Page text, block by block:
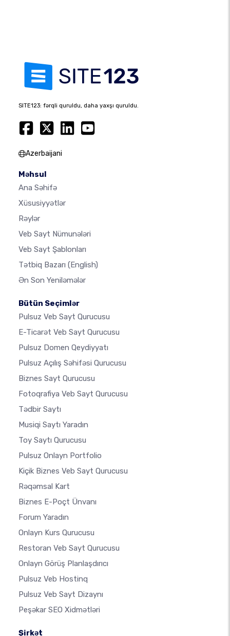
SITE123: fərqli quruldu, daha yaxşı quruldu.
Azerbaijani
Məhsul
Ana Səhifə
Xüsusiyyətlər
Rəylər
Veb Sayt Nümunələri
Veb Sayt Şablonları
Tətbiq Bazarı (English)
Ən Son Yeniləmələr
Bütün Seçimlər
Pulsuz Veb Sayt Qurucusu
E-Ticarət Veb Sayt Qurucusu
Pulsuz Domen Qeydiyyatı
Pulsuz Açılış Səhifəsi Qurucusu
Biznes Sayt Qurucusu
Fotoqrafiya Veb Sayt Qurucusu
Tədbir Saytı
Musiqi Saytı Yaradın
Toy Saytı Qurucusu
Pulsuz Onlayn Portfolio
Kiçik Biznes Veb Sayt Qurucusu
Rəqəmsal Kart
Biznes E-Poçt Ünvanı
Forum Yaradın
Onlayn Kurs Qurucusu
Restoran Veb Sayt Qurucusu
Onlayn Görüş Planlaşdırıcı
Pulsuz Veb Hostinq
Pulsuz Veb Sayt Dizaynı
Peşəkar SEO Xidmətləri
Şirkət